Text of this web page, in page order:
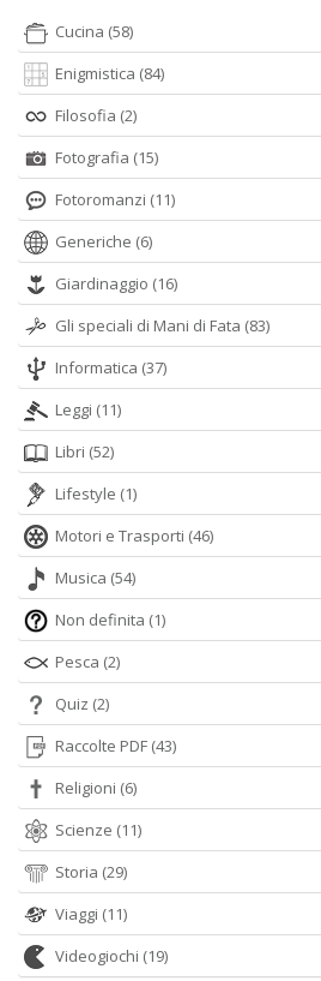
Cucina (58)
Enigmistica (84)
Filosofia (2)
Fotografia (15)
Fotoromanzi (11)
Generiche (6)
Giardinaggio (16)
Gli speciali di Mani di Fata (83)
Informatica (37)
Leggi (11)
Libri (52)
Lifestyle (1)
Motori e Trasporti (46)
Musica (54)
Non definita (1)
Pesca (2)
Quiz (2)
Raccolte PDF (43)
Religioni (6)
Scienze (11)
Storia (29)
Viaggi (11)
Videogiochi (19)